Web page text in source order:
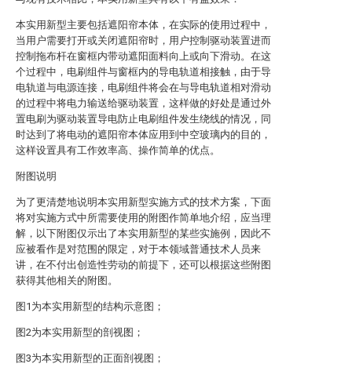
本实用新型主要包括遮阳帘本体，在实际的使用过程中，
当用户需要打开或关闭遮阳帘时，用户控制驱动装置进而
控制拖布杆在窗框内带动遮阳面料向上或向下滑动。在这
个过程中，电刷组件与窗框内的导电轨道相接触，由于导
电轨道与电源连接，电刷组件将会在与导电轨道相对滑动
的过程中将电力输送给驱动装置，这样做的好处是通过外
置电刷为驱动装置导电防止电刷组件发生绕线的情况，同
时达到了将电动的遮阳帘本体应用到中空玻璃内的目的，
这样设置具有工作效率高、操作简单的优点。
附图说明
为了更清楚地说明本实用新型实施方式的技术方案，下面
将对实施方式中所需要使用的附图作简单地介绍，应当理
解，以下附图仅示出了本实用新型的某些实施例，因此不
应被看作是对范围的限定，对于本领域普通技术人员来
讲，在不付出创造性劳动的前提下，还可以根据这些附图
获得其他相关的附图。
图1为本实用新型的结构示意图；
图2为本实用新型的剖视图；
图3为本实用新型的正面剖视图；